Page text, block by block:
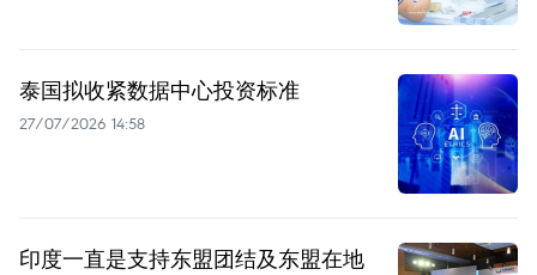
泰国拟收紧数据中心投资标准
27/07/2026 14:58
印度一直是支持东盟团结及东盟在地